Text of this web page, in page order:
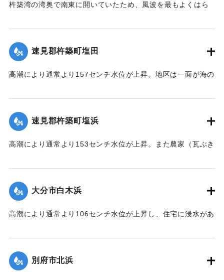
杵築湾の湾奥で南東に開いていたため、風波を最もよくはら
により通常より155センチ水位が上昇した。
｜固有コード:00513033
速見郡杵築町塩田
高潮により通常より157センチ水位が上昇。地区は一面が海の
約700メートル国東鉄道橋下附近まで、そのままの状態で潮流
に流された。
速見郡杵築町塩浜
高潮により通常より153センチ水位が上昇。また農家（瓦ぶき
ままの状態で潮流に流された。
｜固有コード:00513035
大分市白木浜
高潮により通常より106センチ水位が上昇し、住宅に浸水があ
別府市北浜